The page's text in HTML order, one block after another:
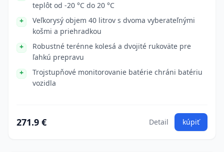
teplôt od -20 °C do 20 °C
Veľkorysý objem 40 litrov s dvoma vyberateľnými
košmi a priehradkou
Robustné terénne kolesá a dvojité rukoväte pre
ľahkú prepravu
Trojstupňové monitorovanie batérie chráni batériu
vozidla
271.9 € Detail kúpiť